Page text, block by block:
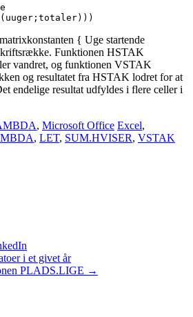
{ Uge startende
Funktionen HSTAK
vandret, og funktionen VSTAK
og resultatet fra HSTAK lodret for at
endelige resultat udfyldes i flere celler i
, Microsoft Office Excel,
, LET, SUM.HVISER, VSTAK
i et givet år
PLADS.LIGE →